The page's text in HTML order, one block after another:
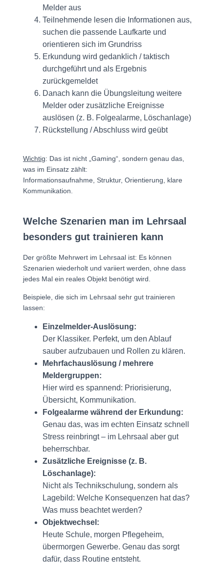
Melder aus
Teilnehmende lesen die Informationen aus,
suchen die passende Laufkarte und
orientieren sich im Grundriss
Erkundung wird gedanklich / taktisch
durchgeführt und als Ergebnis
zurückgemeldet
Danach kann die Übungsleitung weitere
Melder oder zusätzliche Ereignisse
auslösen (z. B. Folgealarme, Löschanlage)
Rückstellung / Abschluss wird geübt
Wichtig: Das ist nicht „Gaming“, sondern genau das,
was im Einsatz zählt:
Informationsaufnahme, Struktur, Orientierung, klare
Kommunikation.
Welche Szenarien man im Lehrsaal
besonders gut trainieren kann
Der größte Mehrwert im Lehrsaal ist: Es können
Szenarien wiederholt und variiert werden, ohne dass
jedes Mal ein reales Objekt benötigt wird.
Beispiele, die sich im Lehrsaal sehr gut trainieren
lassen:
Einzelmelder-Auslösung:
Der Klassiker. Perfekt, um den Ablauf
sauber aufzubauen und Rollen zu klären.
Mehrfachauslösung / mehrere
Meldergruppen:
Hier wird es spannend: Priorisierung,
Übersicht, Kommunikation.
Folgealarme während der Erkundung:
Genau das, was im echten Einsatz schnell
Stress reinbringt – im Lehrsaal aber gut
beherrschbar.
Zusätzliche Ereignisse (z. B.
Löschanlage):
Nicht als Technikschulung, sondern als
Lagebild: Welche Konsequenzen hat das?
Was muss beachtet werden?
Objektwechsel:
Heute Schule, morgen Pflegeheim,
übermorgen Gewerbe. Genau das sorgt
dafür, dass Routine entsteht.